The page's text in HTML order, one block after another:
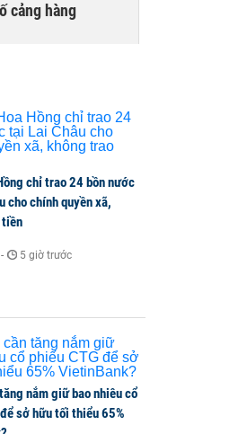
cảng hàng
bắt buộc
chỉ trao 24 bồn nước
cho chính quyền xã,
tiền
- 5 giờ trước
nắm giữ bao nhiêu cổ
sở hữu tối thiểu 65%